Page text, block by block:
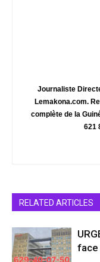
Journaliste
Lemakona.com.
complète de la
621
RELATED ARTICLES
face